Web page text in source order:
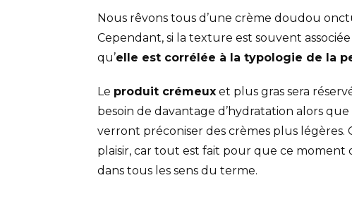
Nous rêvons tous d’une crème doudou
Cependant, si la texture est souvent
qu’elle est corrélée à la typologie de la
Le produit crémeux et plus gras sera
besoin de davantage d’hydratation alors
verront préconiser des crèmes plus légères.
plaisir, car tout est fait pour que ce moment
dans tous les sens du terme.